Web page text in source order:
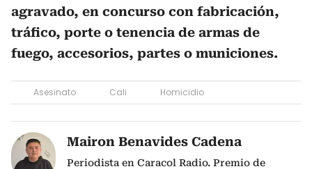
agravado, en concurso con fabricación,
tráfico, porte o tenencia de armas de
fuego, accesorios, partes o municiones.
Asesinato Cali Homicidio
Mairon Benavides Cadena
Periodista en Caracol Radio. Premio de